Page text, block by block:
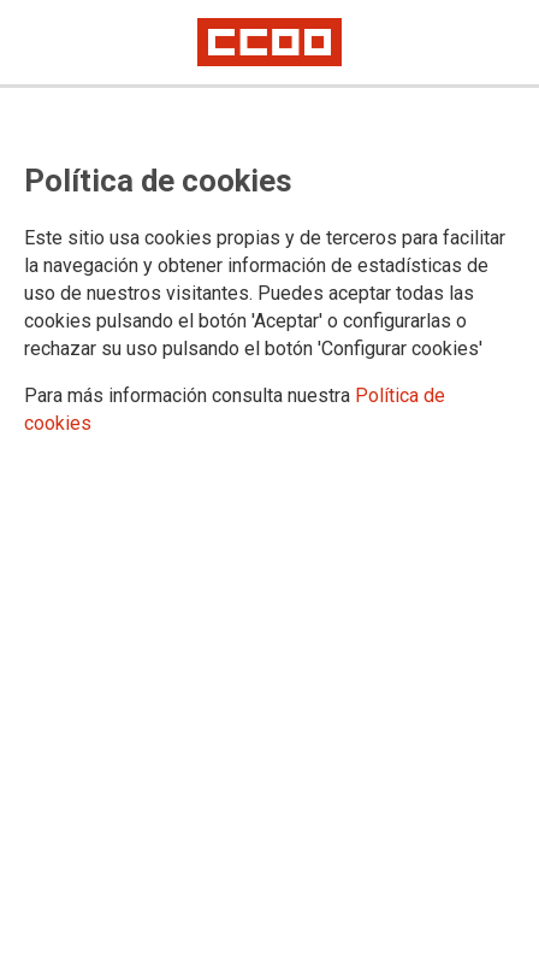
Política de cookies
Este sitio usa cookies propias y de terceros para facilitar
la navegación y obtener información de estadísticas de
uso de nuestros visitantes. Puedes aceptar todas las
cookies pulsando el botón 'Aceptar' o configurarlas o
rechazar su uso pulsando el botón 'Configurar cookies'
Para más información consulta nuestra Política de
cookies
14-04-2025
Imagenes del XII Congreso de CCOO de La Rioja celebrado el 11 de abril
de 2025 en Logroño.